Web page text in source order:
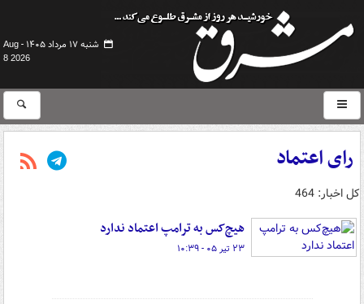
شنبه ۱۷ مرداد ۱۴۰۵ -
Aug
8 2026
رای اعتماد
کل اخبار: 464
هیچ‌کس به ترامپ اعتماد ندارد
۲۳ تیر ۰۵ - ۱۰:۳۹